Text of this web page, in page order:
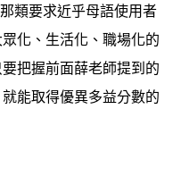
類要求近乎母語使用者
化、生活化、職場化的
把握前面薛老師提到的
能取得優異多益分數的